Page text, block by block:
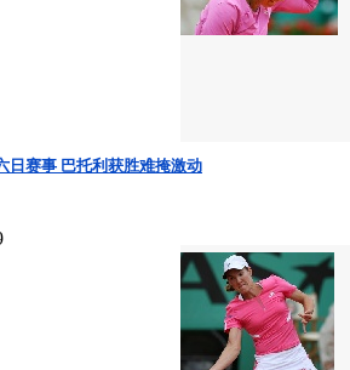
日赛事 巴托利获胜难掩激动